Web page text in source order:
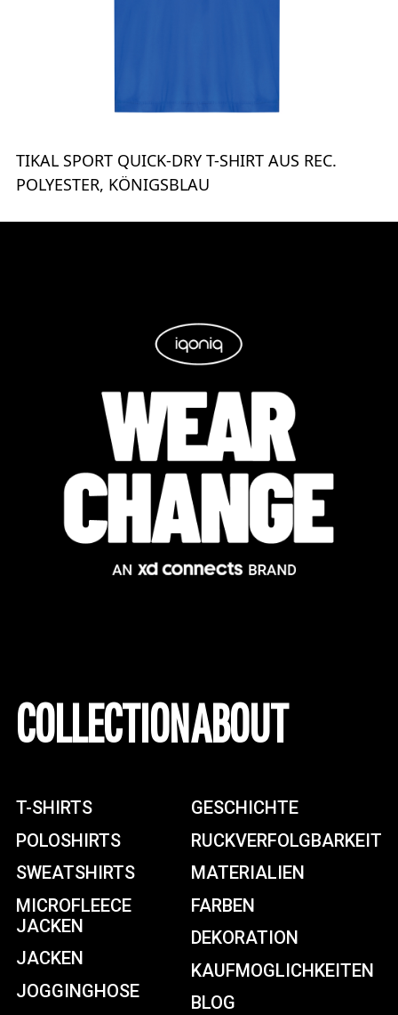
TIKAL SPORT QUICK-DRY T-SHIRT AUS REC.
POLYESTER, KÖNIGSBLAU
COLLECTION
T-SHIRTS
POLOSHIRTS
SWEATSHIRTS
MICROFLEECE
JACKEN
JACKEN
JOGGINGHOSE
ABOUT
GESCHICHTE
RUCKVERFOLGBARKEIT
MATERIALIEN
FARBEN
DEKORATION
KAUFMOGLICHKEITEN
BLOG